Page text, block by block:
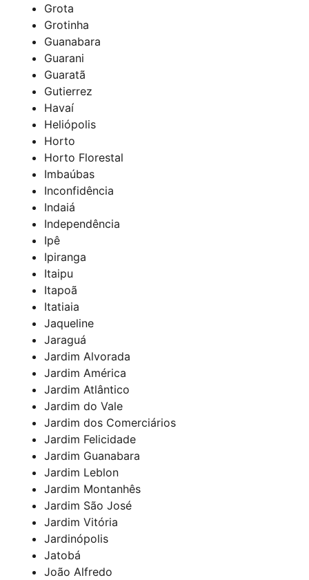
Grota
Grotinha
Guanabara
Guarani
Guaratã
Gutierrez
Havaí
Heliópolis
Horto
Horto Florestal
Imbaúbas
Inconfidência
Indaiá
Independência
Ipê
Ipiranga
Itaipu
Itapoã
Itatiaia
Jaqueline
Jaraguá
Jardim Alvorada
Jardim América
Jardim Atlântico
Jardim do Vale
Jardim dos Comerciários
Jardim Felicidade
Jardim Guanabara
Jardim Leblon
Jardim Montanhês
Jardim São José
Jardim Vitória
Jardinópolis
Jatobá
João Alfredo